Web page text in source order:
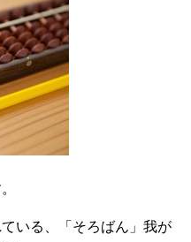
いる、「そろばん」我が